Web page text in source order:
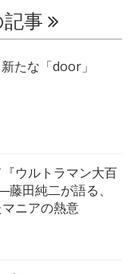
記事
たな「door」
ウルトラマン大百
田純二が語る、
ニアの熱意